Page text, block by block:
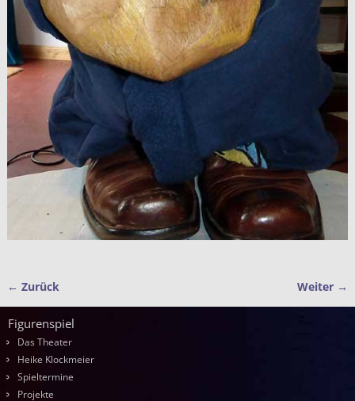
Bilder-Navigation
← Zurück Weiter →
Figurenspiel
Das Theater
Heike Klockmeier
Spieltermine
Projekte